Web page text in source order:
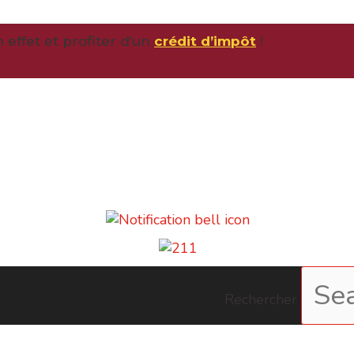
effet et profiter d’un crédit d’impôt !